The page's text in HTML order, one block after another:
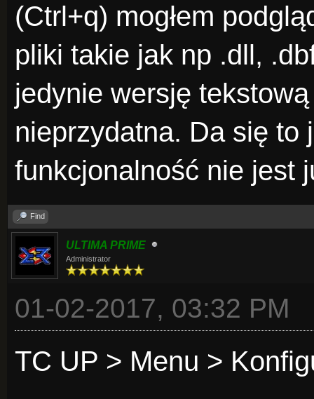
(Ctrl+q) mogłem
pliki takie jak np .dll,
jedynie wersję
nieprzydatna. Da się to
funkcjonalność nie jest
Find
ULTIMA PRIME
Administrator
01-02-2017, 03:32 PM
TC UP > Menu >